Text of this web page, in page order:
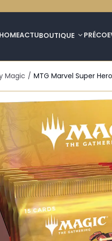
HOMEACTUBOUTIQUE PRÉCO
Magic / MTG Marvel Super